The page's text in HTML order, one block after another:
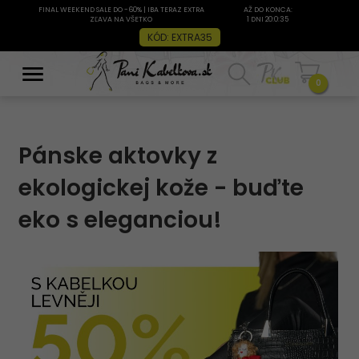
FINAL WEEKEND SALE DO -60% | IBA TERAZ EXTRA
ZĽAVA NA VŠETKO
KÓD: EXTRA35
AŽ DO KONCA:
1 DNI 20:0:35
0
Pánske aktovky z
ekologickej kože - buďte
eko s eleganciou!